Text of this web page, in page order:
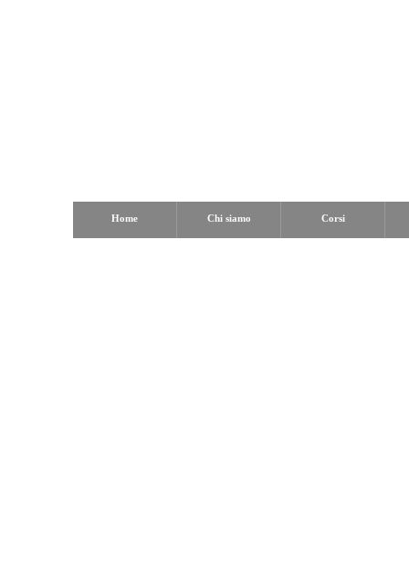
Home Chi siamo Corsi